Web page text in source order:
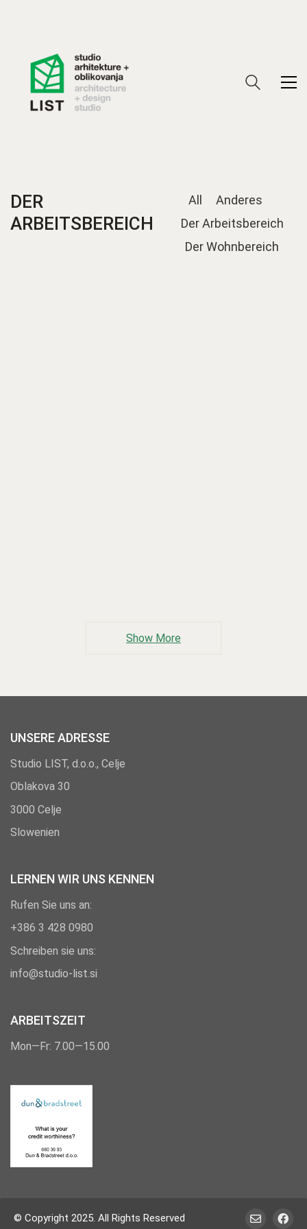
DER
ARBEITSBEREICH
All
Anderes
Der Arbeitsbereich
Der Wohnbereich
Show More
UNSERE ADRESSE
Studio LIST, d.o.o., Celje
Oblakova 30
3000 Celje
Slowenien
LERNEN WIR UNS KENNEN
Rufen Sie uns an:
+386 3 428 0980
Schreiben sie uns:
info@studio-list.si
ARBEITSZEIT
Mon—Fr: 7.00—15.00
© Copyright 2025. All Rights Reserved